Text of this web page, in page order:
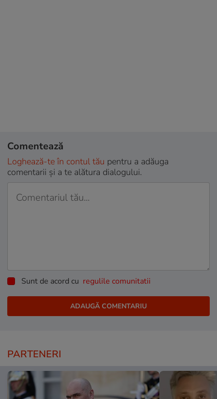
Comentează
Loghează-te în contul tău pentru a adăuga
comentarii și a te alătura dialogului.
Sunt de acord cu regulile comunitatii
PARTENERI